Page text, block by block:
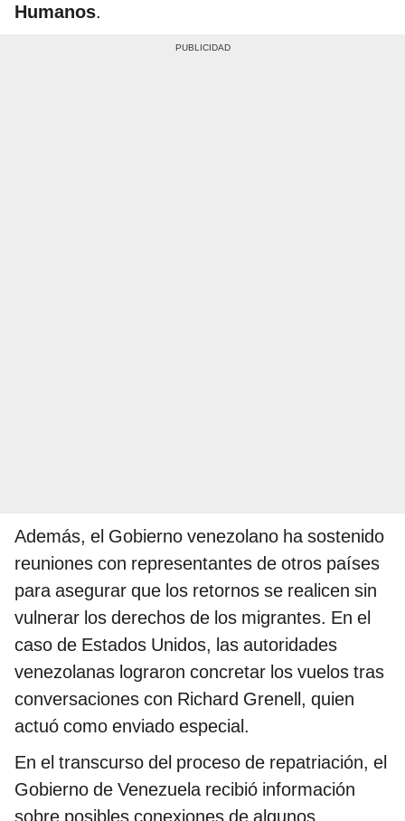
Humanos.
Además, el Gobierno venezolano ha sostenido
reuniones con representantes de otros países
para asegurar que los retornos se realicen sin
vulnerar los derechos de los migrantes. En el
caso de Estados Unidos, las autoridades
venezolanas lograron concretar los vuelos tras
conversaciones con Richard Grenell, quien
actuó como enviado especial.
En el transcurso del proceso de repatriación, el
Gobierno de Venezuela recibió información
sobre posibles conexiones de algunos